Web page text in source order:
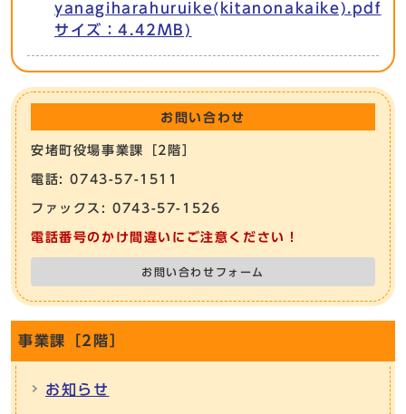
yanagiharahuruike(kitanonakaike).pdf
サイズ：4.42MB)
お問い合わせ
安堵町役場事業課［2階］
電話: 0743-57-1511
ファックス: 0743-57-1526
電話番号のかけ間違いにご注意ください！
お問い合わせフォーム
事業課［2階］
お知らせ